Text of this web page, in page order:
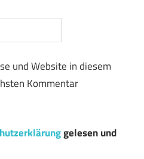
und Website in diesem
Kommentar
gelesen und